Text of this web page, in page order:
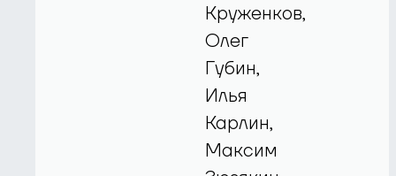
Круженков,
Олег
Губин,
Илья
Карлин,
Максим